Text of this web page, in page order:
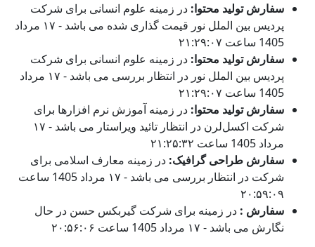
سفارش تولید محتوا: در زمینه علوم انسانی برای شرکت
پردیس بین الملل نور قیمت گذاری شده می باشد - ۱۷ مرداد
1405 ساعت ۲۱:۲۹:۰۷
سفارش تولید محتوا: در زمینه علوم انسانی برای شرکت
پردیس بین الملل نور در انتظار بررسی می باشد - ۱۷ مرداد
1405 ساعت ۲۱:۲۹:۰۷
سفارش تولید محتوا: در زمینه آموزش نرم افزارها برای
شرکت اکسل‌لرن در انتظار تائید ویراستار می باشد - ۱۷
مرداد 1405 ساعت ۲۱:۲۵:۳۲
سفارش طراحی گرافیک: در زمینه معارف اسلامی برای
شرکت در انتظار بررسی می باشد - ۱۷ مرداد 1405 ساعت
۲۰:۵۹:۰۹
سفارش : در زمینه برای شرکت گیربکس حسن در حال
نگارش می باشد - ۱۷ مرداد 1405 ساعت ۲۰:۵۶:۰۶